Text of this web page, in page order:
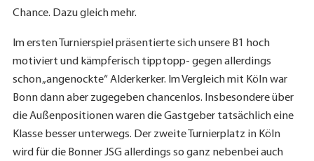
Chance. Dazu gleich mehr.
Im ersten Turnierspiel präsentierte sich unsere B1 hoch
motiviert und kämpferisch tipptopp- gegen allerdings
schon „angenockte“ Alderkerker. Im Vergleich mit Köln war
Bonn dann aber zugegeben chancenlos. Insbesondere über
die Außenpositionen waren die Gastgeber tatsächlich eine
Klasse besser unterwegs. Der zweite Turnierplatz in Köln
wird für die Bonner JSG allerdings so ganz nebenbei auch